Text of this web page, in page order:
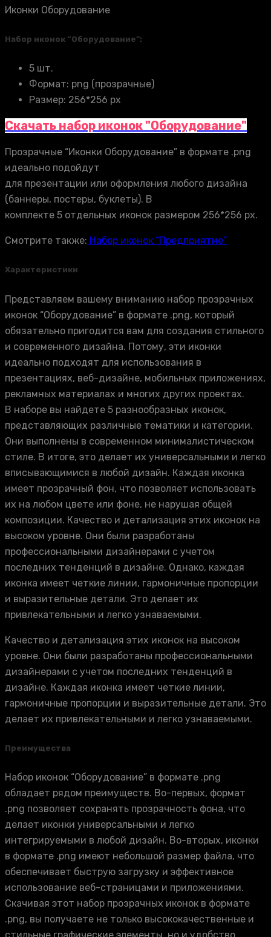
Иконки Оборудование
Набор иконок “Оборудование”:
5 шт.
Формат: png (прозрачные)
Размер: 256*256 px
Скачать набор иконок "Оборудование"
Прозрачные “Иконки Оборудование” в формате .png
идеально подойдут
для презентации или оформления любого дизайна
(баннеры, постеры, буклеты). В
комплекте 5 отдельных иконок размером 256*256 px.
Смотрите также: Набор иконок “Предприятие”
Характеристики
Представляем вашему вниманию набор прозрачных
иконок “Оборудование” в формате .png, который
обязательно пригодится вам для создания стильного
и современного дизайна. Потому, эти иконки
идеально подходят для использования в
презентациях, веб-дизайне, мобильных приложениях,
рекламных материалах и многих других проектах.
В наборе вы найдете 5 разнообразных иконок,
представляющих различные тематики и категории.
Они выполнены в современном минималистическом
стиле. В итоге, это делает их универсальными и легко
вписывающимися в любой дизайн. Каждая иконка
имеет прозрачный фон, что позволяет использовать
их на любом цвете или фоне, не нарушая общей
композиции. Качество и детализация этих иконок на
высоком уровне. Они были разработаны
профессиональными дизайнерами с учетом
последних тенденций в дизайне. Однако, каждая
иконка имеет четкие линии, гармоничные пропорции
и выразительные детали. Это делает их
привлекательными и легко узнаваемыми.
Качество и детализация этих иконок на высоком
уровне. Они были разработаны профессиональными
дизайнерами с учетом последних тенденций в
дизайне. Каждая иконка имеет четкие линии,
гармоничные пропорции и выразительные детали. Это
делает их привлекательными и легко узнаваемыми.
Преимущества
Набор иконок “Оборудование” в формате .png
обладает рядом преимуществ. Во-первых, формат
.png позволяет сохранять прозрачность фона, что
делает иконки универсальными и легко
интегрируемыми в любой дизайн. Во-вторых, иконки
в формате .png имеют небольшой размер файла, что
обеспечивает быструю загрузку и эффективное
использование веб-страницами и приложениями.
Скачивая этот набор прозрачных иконок в формате
.png, вы получаете не только высококачественные и